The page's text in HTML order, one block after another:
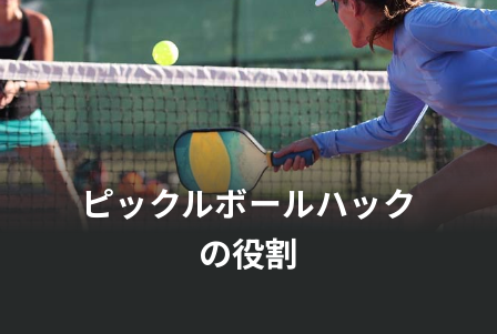
ピックルボールハック
の役割